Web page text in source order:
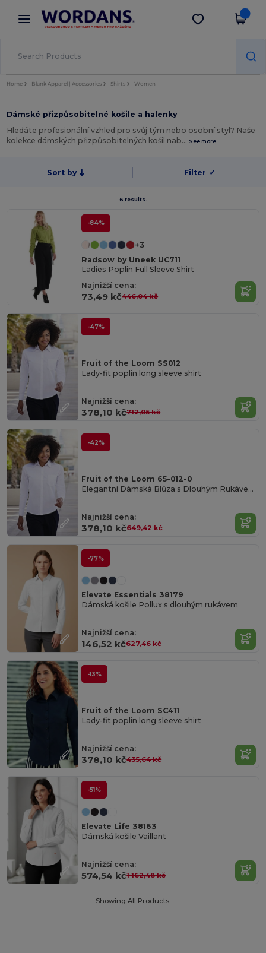
× Aplikace Wordans
Lepší ceny v aplikaci!
Stáhnout app
Home Blank Apparel | Accessories Shirts Women
Dámské přizpůsobitelné košile a halenky
Hledáte profesionální vzhled pro svůj tým nebo osobní styl? Naše
kolekce dámských přizpůsobitelných košil nab… See more
Sort by Filter ✓
6 results.
-84%
+3
Radsow by Uneek UC711
Ladies Poplin Full Sleeve Shirt
Najnižší cena:
73,49 kč446,04 kč
-47%
Fruit of the Loom SS012
Lady-fit poplin long sleeve shirt
Najnižší cena:
378,10 kč712,05 kč
-42%
Fruit of the Loom 65-012-0
Elegantní Dámská Blůza s Dlouhým Rukávem
Najnižší cena:
378,10 kč649,42 kč
-77%
Elevate Essentials 38179
Dámská košile Pollux s dlouhým rukávem
Najnižší cena:
146,52 kč627,46 kč
-13%
Fruit of the Loom SC411
Lady-fit poplin long sleeve shirt
Najnižší cena:
378,10 kč435,64 kč
-51%
Elevate Life 38163
Dámská košile Vaillant
Najnižší cena:
574,54 kč1 162,48 kč
Showing All Products.